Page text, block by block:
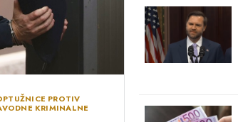
PROTIV
KRIMINALNE